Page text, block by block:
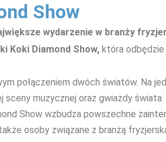
Show
wydarzenie w branży
Koki Diamond Show, która odbędzie
połączeniem dwóch światów. Na
muzycznej oraz gwiazdy świata
Show wzbudza powszechne
osoby związane z branżą